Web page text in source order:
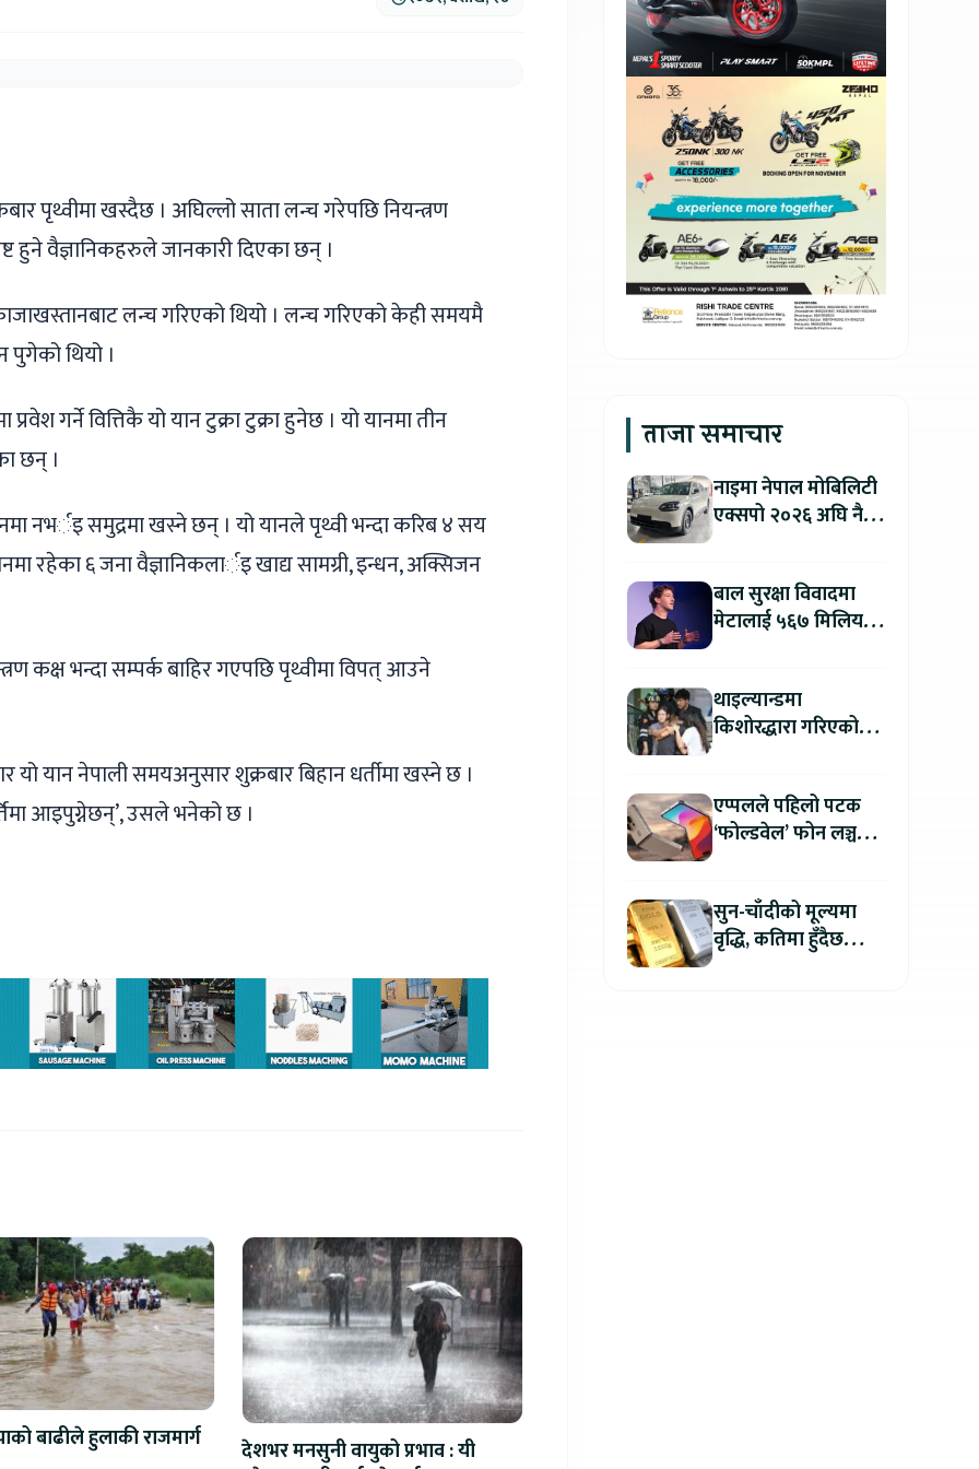
पृथ्वीमा खस्दैछ । अघिल्लो साता लन्च गरेपछि नियन्त्रण
हुने वैज्ञानिकहरुले जानकारी दिएका छन् ।
लन्च गरिएको थियो । लन्च गरिएको केही समयमै
पुगेको थियो ।
गर्ने वित्तिकै यो यान टुक्रा टुक्रा हुनेछ । यो यानमा तीन
छन् ।
नभर्इ समुद्रमा खस्ने छन् । यो यानले पृथ्वी भन्दा करिब ४ सय
रहेका ६ जना वैज्ञानिकलार्इ खाद्य सामग्री, इन्धन, अक्सिजन
कक्ष भन्दा सम्पर्क बाहिर गएपछि पृथ्वीमा विपत् आउने
यान नेपाली समयअनुसार शुक्रबार बिहान धर्तीमा खस्ने छ ।
आइपुग्नेछन्’, उसले भनेको छ ।
बाढीले हुलाकी राजमार्ग
देशभर मनसुनी वायुको प्रभाव : यी
ताजा समाचार
नाइमा नेपाल मोबिलिटी
एक्सपो २०२६ अघि नै
बाल सुरक्षा विवादमा
मेटालाई ५६७ मिलियन
थाइल्यान्डमा
किशोरद्धारा गरिएको
एप्पलले पहिलो पटक
‘फोल्डवेल’ फोन लञ्च
सुन-चाँदीको मूल्यमा
वृद्धि, कतिमा हुँदैछ